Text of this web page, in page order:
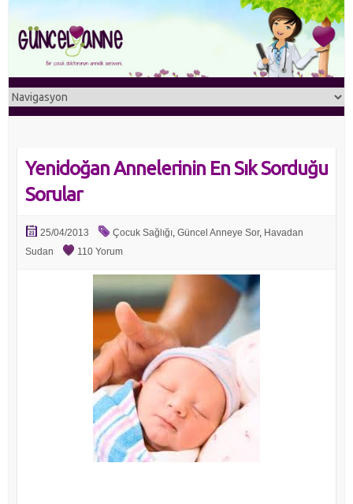
Yenidoğan Annelerinin En Sık Sorduğu
Sorular
25/04/2013 Çocuk Sağlığı, Güncel Anneye Sor, Havadan
Sudan
110 Yorum